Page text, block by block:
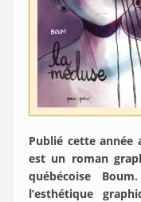
Publié cette année
est un roman
québécoise
l’esthétique